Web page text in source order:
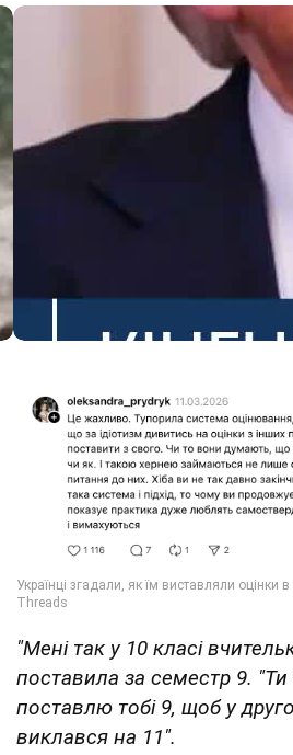
"Мені так у 10 класі
поставила за семестр 9.
поставлю тобі 9, щоб у
виклався на 11".